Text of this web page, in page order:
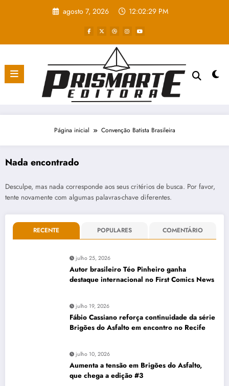
agosto 7, 2026 12:02:29 PM
Página inicial Convenção Batista Brasileira
Nada encontrado
Desculpe, mas nada corresponde aos seus critérios de busca. Por favor,
tente novamente com algumas palavras-chave diferentes.
RECENTE POPULARES COMENTÁRIO
julho 25, 2026
Autor brasileiro Téo Pinheiro ganha
destaque internacional no First Comics News
julho 19, 2026
Fábio Cassiano reforça continuidade da série
Brigões do Asfalto em encontro no Recife
julho 10, 2026
Aumenta a tensão em Brigões do Asfalto,
que chega a edição #3